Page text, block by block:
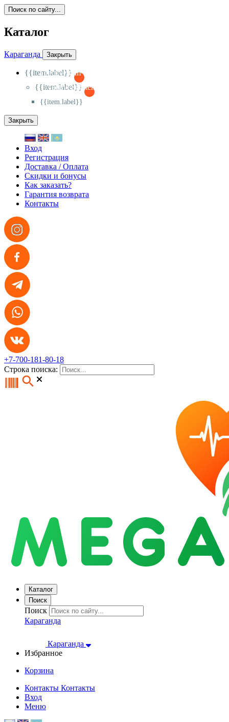
Поиск по сайту...
Каталог
Караганда Закрыть
{{item.label}}
{{activeItem==item.id?'-
{{item.label}}
{{activeSubitem==item.id?'-
{{item.label}}
Закрыть
Вход
Регистрация
Доставка / Оплата
Скидки и бонусы
Как заказать?
Гарантия возврата
Контакты
+7-700-181-80-18
Строка поиска:
Каталог
Поиск
Поиск
Караганда
Караганда
Избранное
Корзина
Контакты Контакты
Вход
Меню